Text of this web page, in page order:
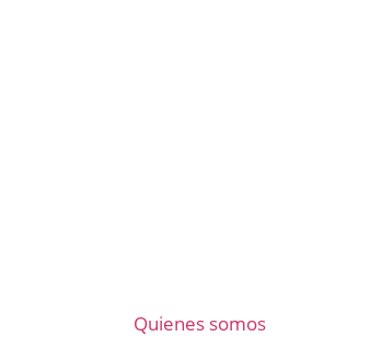
Quienes somos